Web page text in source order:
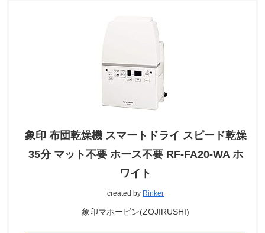
象印 布団乾燥機 スマートドライ スピード乾燥
35分 マット不要 ホース不要 RF-FA20-WA ホ
ワイト
created by Rinker
象印マホービン(ZOJIRUSHI)